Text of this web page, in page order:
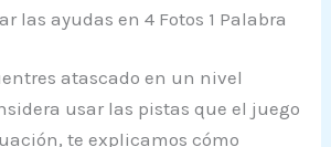
las ayudas en 4 Fotos 1 Palabra
atascado en un nivel
usar las pistas que el juego
te explicamos cómo